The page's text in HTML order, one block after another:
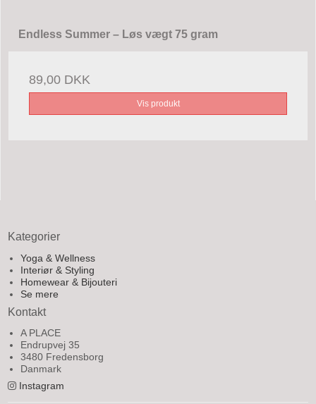
Endless Summer – Løs vægt 75 gram
89,00 DKK
Vis produkt
Kategorier
Yoga & Wellness
Interiør & Styling
Homewear & Bijouteri
Se mere
Kontakt
A PLACE
Endrupvej 35
3480 Fredensborg
Danmark
Instagram